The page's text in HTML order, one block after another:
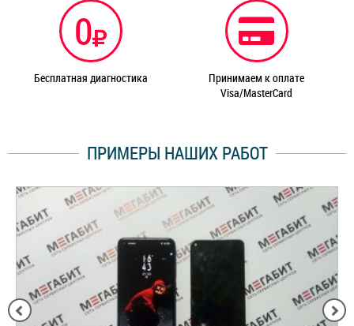
0
Бесплатная диагностика
Принимаем к оплате
Visa/MasterCard
ПРИМЕРЫ НАШИХ РАБОТ